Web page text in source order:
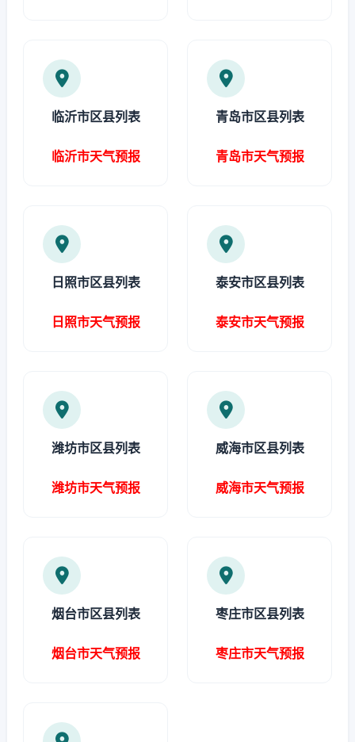
临沂市区县列表
临沂市天气预报
青岛市区县列表
青岛市天气预报
日照市区县列表
日照市天气预报
泰安市区县列表
泰安市天气预报
潍坊市区县列表
潍坊市天气预报
威海市区县列表
威海市天气预报
烟台市区县列表
烟台市天气预报
枣庄市区县列表
枣庄市天气预报